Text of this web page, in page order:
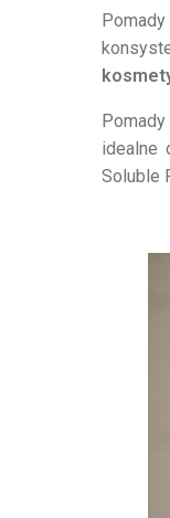
idealne
Soluble